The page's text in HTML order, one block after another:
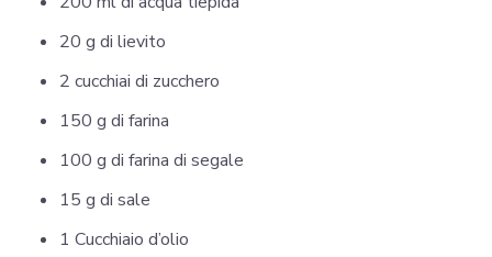
20 g di lievito
2 cucchiai di zucchero
150 g di farina
100 g di farina di segale
15 g di sale
1 Cucchiaio d’olio